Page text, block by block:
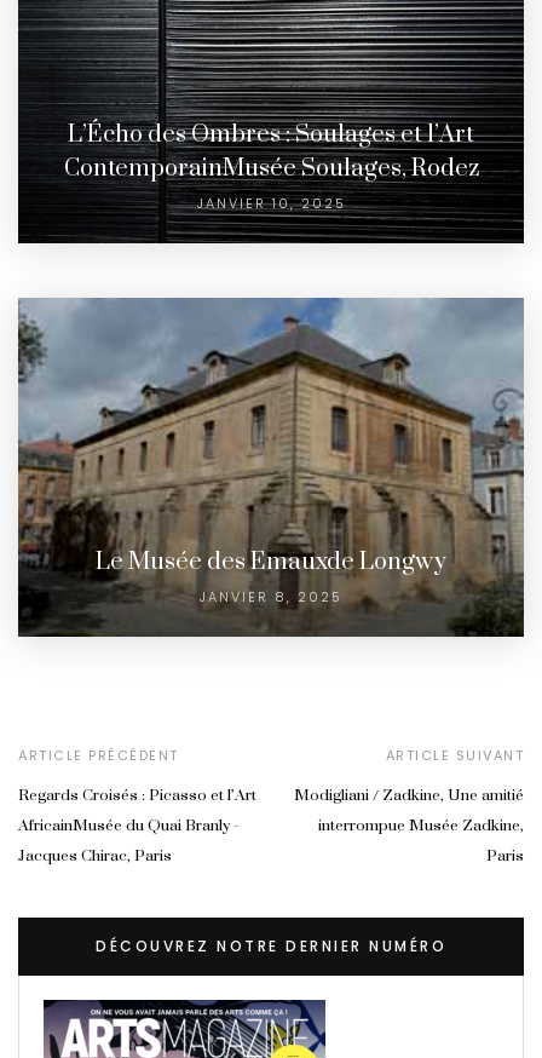
L’Écho des Ombres : Soulages et l’Art
ContemporainMusée Soulages, Rodez
JANVIER 10, 2025
Le Musée des Emauxde Longwy
JANVIER 8, 2025
ARTICLE PRÉCÉDENT
Regards Croisés : Picasso et l’Art
AfricainMusée du Quai Branly -
Jacques Chirac, Paris
ARTICLE SUIVANT
Modigliani / Zadkine, Une amitié
interrompue Musée Zadkine,
Paris
DÉCOUVREZ NOTRE DERNIER NUMÉRO